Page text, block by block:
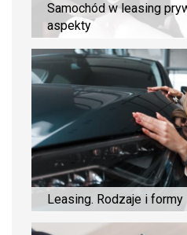
Samochód w leasing
aspekty
Leasing. Rodzaje i formy